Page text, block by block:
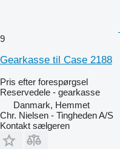
9
Gearkasse til Case 2188
Pris efter forespørgsel
Reservedele - gearkasse
Danmark, Hemmet
Chr. Nielsen - Tingheden A/S
Kontakt sælgeren